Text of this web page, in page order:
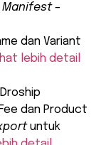
–
dan Variant
lebih detail
dan Product
untuk